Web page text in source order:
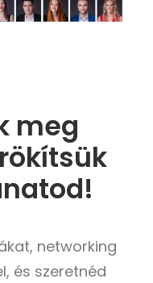
meg
networking
és szeretnéd